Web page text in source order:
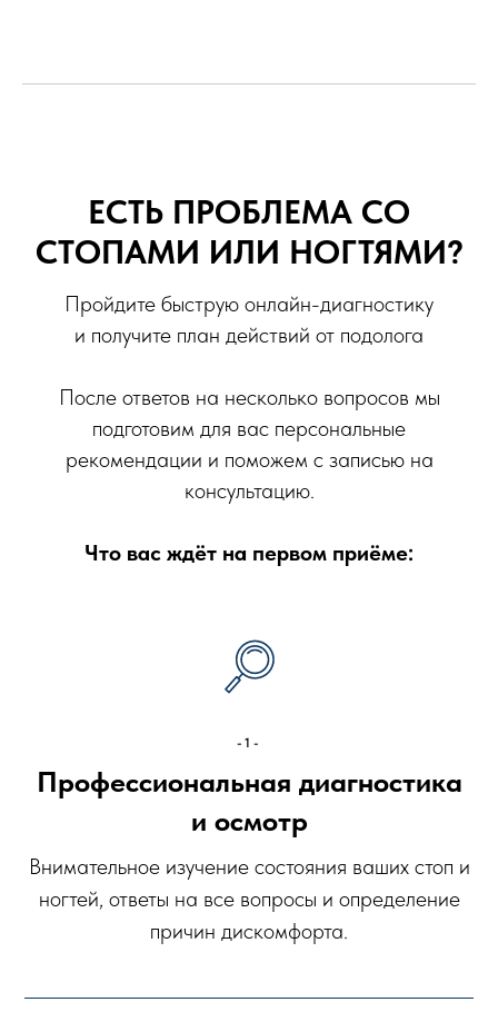
ЕСТЬ ПРОБЛЕМА СО
СТОПАМИ ИЛИ НОГТЯМИ?
Пройдите быструю онлайн-диагностику
и получите план действий от подолога
После ответов на несколько вопросов мы
подготовим для вас персональные
рекомендации и поможем с записью на
консультацию.
Что вас ждёт на первом приёме:
-1-
Профессиональная диагностика
и осмотр
Внимательное изучение состояния ваших стоп и
ногтей, ответы на все вопросы и определение
причин дискомфорта.